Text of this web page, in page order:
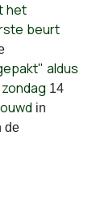
het
beurt
aldus
zondag 14
in
de